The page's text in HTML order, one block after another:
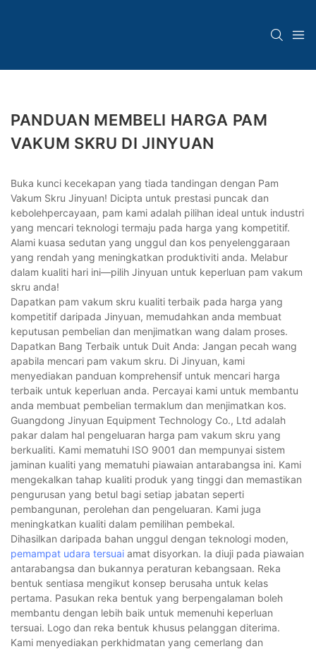
PANDUAN MEMBELI HARGA PAM
VAKUM SKRU DI JINYUAN
Buka kunci kecekapan yang tiada tandingan dengan Pam
Vakum Skru Jinyuan! Dicipta untuk prestasi puncak dan
kebolehpercayaan, pam kami adalah pilihan ideal untuk industri
yang mencari teknologi termaju pada harga yang kompetitif.
Alami kuasa sedutan yang unggul dan kos penyelenggaraan
yang rendah yang meningkatkan produktiviti anda. Melabur
dalam kualiti hari ini—pilih Jinyuan untuk keperluan pam vakum
skru anda!
Dapatkan pam vakum skru kualiti terbaik pada harga yang
kompetitif daripada Jinyuan, memudahkan anda membuat
keputusan pembelian dan menjimatkan wang dalam proses.
Dapatkan Bang Terbaik untuk Duit Anda: Jangan pecah wang
apabila mencari pam vakum skru. Di Jinyuan, kami
menyediakan panduan komprehensif untuk mencari harga
terbaik untuk keperluan anda. Percayai kami untuk membantu
anda membuat pembelian termaklum dan menjimatkan kos.
Guangdong Jinyuan Equipment Technology Co., Ltd adalah
pakar dalam hal pengeluaran harga pam vakum skru yang
berkualiti. Kami mematuhi ISO 9001 dan mempunyai sistem
jaminan kualiti yang mematuhi piawaian antarabangsa ini. Kami
mengekalkan tahap kualiti produk yang tinggi dan memastikan
pengurusan yang betul bagi setiap jabatan seperti
pembangunan, perolehan dan pengeluaran. Kami juga
meningkatkan kualiti dalam pemilihan pembekal.
Dihasilkan daripada bahan unggul dengan teknologi moden,
pemampat udara tersuai amat disyorkan. Ia diuji pada piawaian
antarabangsa dan bukannya peraturan kebangsaan. Reka
bentuk sentiasa mengikut konsep berusaha untuk kelas
pertama. Pasukan reka bentuk yang berpengalaman boleh
membantu dengan lebih baik untuk memenuhi keperluan
tersuai. Logo dan reka bentuk khusus pelanggan diterima.
Kami menyediakan perkhidmatan yang cemerlang dan